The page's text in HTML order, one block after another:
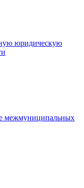
юридическую
межмуниципальных